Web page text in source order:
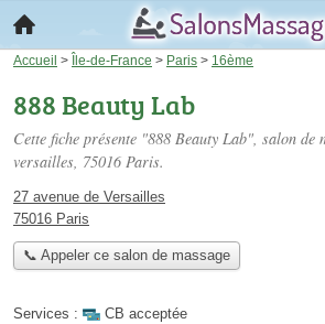
Accueil > Île-de-France > Paris > 16ème
888 Beauty Lab
Cette fiche présente "888 Beauty Lab", salon de
versailles, 75016 Paris.
27 avenue de Versailles
75016 Paris
📞 Appeler ce salon de massage
Services : CB acceptée